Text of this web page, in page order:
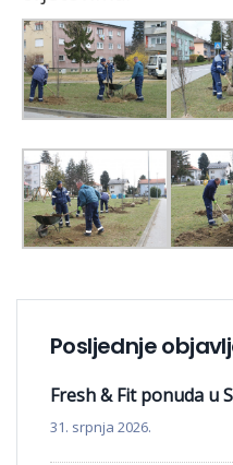
Posljednje
Fresh & Fit ponuda u
31. srpnja 2026.